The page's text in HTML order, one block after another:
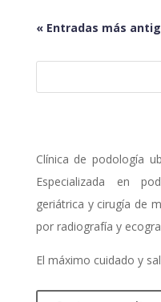
« Entradas más
Clínica de podología
Especializada en
geriátrica y cirugía de
por radiografía y
El máximo cuidado y